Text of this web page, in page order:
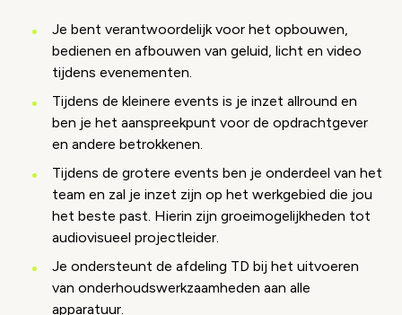
Je bent verantwoordelijk voor het opbouwen,
bedienen en afbouwen van geluid, licht en video
tijdens evenementen.
Tijdens de kleinere events is je inzet allround en
ben je het aanspreekpunt voor de opdrachtgever
en andere betrokkenen.
Tijdens de grotere events ben je onderdeel van het
team en zal je inzet zijn op het werkgebied die jou
het beste past. Hierin zijn groeimogelijkheden tot
audiovisueel projectleider.
Je ondersteunt de afdeling TD bij het uitvoeren
van onderhoudswerkzaamheden aan alle
apparatuur.